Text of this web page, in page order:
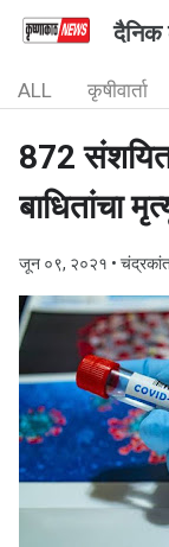
दैनिक
ALL कृषीवार्ता
872
बाधितांचा
जून ०९, २०२१ •